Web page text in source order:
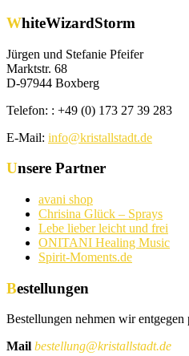
WhiteWizardStorm
Jürgen und Stefanie Pfeifer
Marktstr. 68
D-97944 Boxberg
Telefon: : +49 (0) 173 27 39 283
E-Mail: info@kristallstadt.de
Unsere Partner
avani shop
Chrisina Glück – Sprays
Lebe lieber leicht und frei
ONITANI Healing Music
Spirit-Moments.de
Bestellungen
Bestellungen nehmen wir entgegen
Mail bestellung@kristallstadt.de